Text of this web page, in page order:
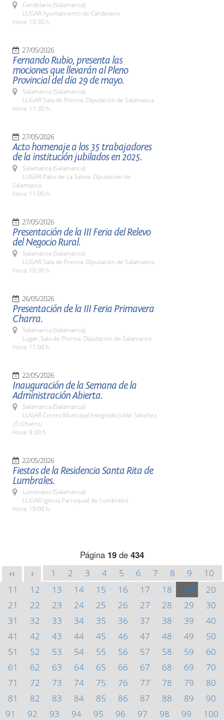
Candelario (Salamanca)
LUGAR Ayuntamiento de Candelario
Hora: 10:30 h.
27/05/2026
Fernando Rubio, presenta las
mociones que llevarán al Pleno
Provincial del día 29 de mayo.
Salamanca (Salamanca)
LUGAR Sala de Prensa. Diputación de Salamanca
Hora: 11:30 h.
27/05/2026
Acto homenaje a los 35 trabajadores
de la institución jubilados en 2025.
Salamanca (Salamanca)
LUGAR Patio de La Salina. Diputación de
Salamanca
Hora: 11:00 h.
27/05/2026
Presentación de la III Feria del Relevo
del Negocio Rural.
Salamanca (Salamanca)
LUGAR Sala de Prensa. Diputación de Salamanca
Hora: 10:30 h.
26/05/2026
Presentación de la III Feria Primavera
Charra.
Salamanca (Salamanca)
Lugar: Sala de Prensa. Diputación de Salamanca
Hora: 11:00 h.
22/05/2026
Inauguración de la Semana de la
Administración Abierta.
Salamanca (Salamanca)
LUGAR Centro Municipal Integrado Julián Sánchez
¿El Charro¿
Hora: 9:30 h
22/05/2026
Fiestas de la Residencia Santa Rita de
Lumbrales.
Lumbrales (Salamanca)
LUGAR Iglesia Parroquial de Lumbrales
Hora: 19:00 h.
Página 19 de 434
<< < 1 2 3 4 5 6 7 8 9
10
11
12 13 14 15 16 17 18 19
20
21
22 23 24 25 26 27 28 29
30
31
32 33 34 35 36 37 38 39
40
41
42 43 44 45 46 47 48 49
50
51
52 53 54 55 56 57 58 59
60
61
62 63 64 65 66 67 68 69
70
71
72 73 74 75 76 77 78 79
80
81
82 83 84 85 86 87 88 89
90
91
92 93 94 95 96 97 98 99
100